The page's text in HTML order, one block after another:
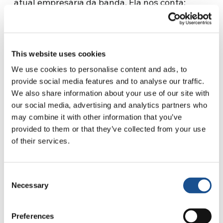
This website uses cookies
We use cookies to personalise content and ads, to
provide social media features and to analyse our traffic.
We also share information about your use of our site with
our social media, advertising and analytics partners who
may combine it with other information that you’ve
provided to them or that they’ve collected from your use
of their services.
Selection
Necessary
Preferences
«Cheguei a Loppiano pela primeira vez no dia
1º de maio de 1973, por ocasião do festival
juventude que acontece ainda hoje. Eu estava
com um grupo de jovens da minha cidade,
Belfast, a qual estava se dilacerando em um
conflito que iria durar 30 anos, causando
milhares de mortes. Éramos um grupo de
pessoas com opiniões diferentes, a atmosfera
entre nós era amigável, mas tensa. Não me
de Maio fez desaparecer as barreiras invisíveis,
mas reais, que existiam entre nós. Literalmente